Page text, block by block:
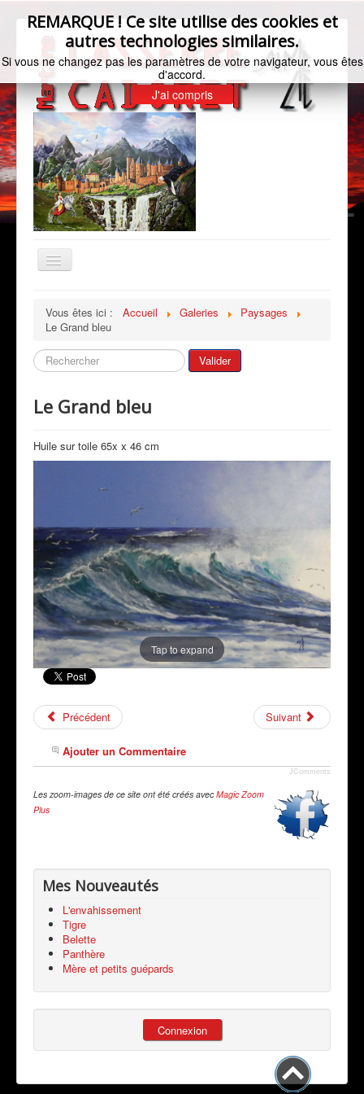
Basculer
Bio de l'artiste
Galeries
Expositions
Revue de Presse
Prestations
Vous êtes ici : Accueil Galeries
Paysages
Le Grand bleu
REMARQUE ! Ce site utilise des cookies et
autres technologies similaires.
Si vous ne changez pas les paramètres de votre navigateur, vous êtes
d'accord.
J'ai compris
Rechercher Valider
Le Grand bleu
Huile sur toile 65x x 46 cm
Tap to expand
Précédent Suivant
Ajouter un Commentaire
JComments
Les zoom-images de ce site ont été créés avecMagic Zoom
Plus
Mes Nouveautés
L'envahissement
Tigre
Belette
Panthère
Mère et petits guépards
Connexion